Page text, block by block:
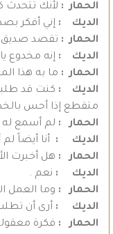
الحمار : لأنك تتحدث
الديك : إني أفكر
الحمار : تقصد صديق
الديك : إنه مخدوع
الحمار : ما به هذا
الديك : كنت قد
متقطع إذا أحس
الحمار : لم أسمع له
الديك :
أنا أيضاً
الحمار : هل أخبرت
الديك : نعم .
الحمار : وما العمل
الديك : أرى أن
الحمار : فكرة